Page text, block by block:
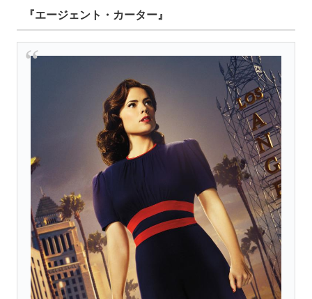
『エージェント・カーター』